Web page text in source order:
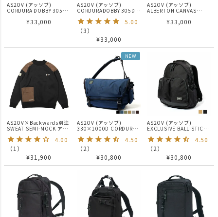
AS2OV (アッソブ)
CORDURA DOBBY 305D
メッセンジャーバッグ
¥33,000
AS2OV (アッソブ)
CORDURADOBBY 305D
クパック / ショルダー / ト
ート
5.00
（3）
¥33,000
AS2OV (アッソブ)
ALBERTON CANVAS
トン キャンバストート
¥33,000
AS2OV×Backwards別注
SWEAT SEMI-MOCK アッ
ット
4.00
（1 ）
¥31,900
NEW
AS2OV (アッソブ)
330×1000D CORDURA
MESSENGER / メッセンジ
ャー
4.50
（2）
¥30,800
AS2OV (アッソブ)
EXCLUSIVE BALLISTIC
ケット デイパック バック
パック
4.50
（2）
¥30,800